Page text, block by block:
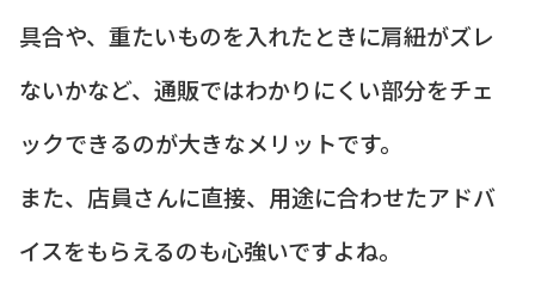
具合や、重たいものを入れたときに肩紐がズレ
ないかなど、通販ではわかりにくい部分をチェ
ックできるのが大きなメリットです。
また、店員さんに直接、用途に合わせたアドバ
イスをもらえるのも心強いですよね。